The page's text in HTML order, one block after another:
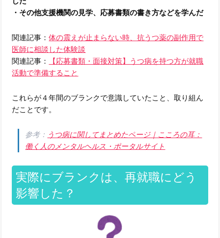
・その他支援機関の見学、応募書類の書き方などを学んだ
関連記事：体の震えが止まらない時、抗うつ薬の副作用で
医師に相談した体験談
関連記事：
【応募書類・面接対策】うつ病を持つ方が就職
活動で準備すること
これらが４年間のブランクで意識していたこと、取り組ん
だことです。
参考： うつ病に関してまとめたページ｜こころの耳：
働く人のメンタルヘルス・ポータルサイト
実際にブランクは、再就職にどう
影響した？